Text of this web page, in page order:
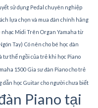
sử dụng Pedal chuyên nghiệp
lựa chọn và mua đàn chính hãng
nhạc Midi Trên Organ Yamaha từ
Tay) Có nên cho bé học đàn
tư thế ngồi của trẻ khi học Piano
1500 Gia sư đàn Piano cho trẻ
dẫn học Guitar cho người chưa biết
Piano tại